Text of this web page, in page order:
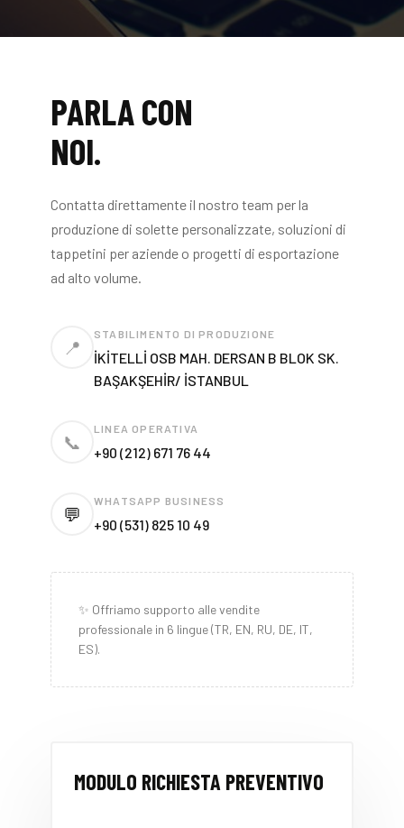
PARLA CON
NOI.
Contatta direttamente il nostro team per la
produzione di solette personalizzate, soluzioni di
tappetini per aziende o progetti di esportazione
ad alto volume.
📍
STABILIMENTO DI PRODUZIONE
İKİTELLİ OSB MAH. DERSAN B BLOK SK.
BAŞAKŞEHİR/ İSTANBUL
📞
LINEA OPERATIVA
+90 (212) 671 76 44
💬
WHATSAPP BUSINESS
+90 (531) 825 10 49
✨ Offriamo supporto alle vendite
professionale in 6 lingue (TR, EN, RU, DE, IT,
ES).
MODULO RICHIESTA PREVENTIVO